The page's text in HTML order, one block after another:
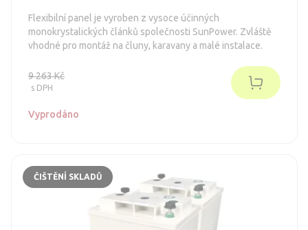
Flexibilní panel je vyroben z vysoce účinných
monokrystalických článků společnosti SunPower. Zvláště
vhodné pro montáž na čluny, karavany a malé instalace.
9 263 Kč
s DPH
Vyprodáno
ČIŠTĚNÍ SKLADŮ